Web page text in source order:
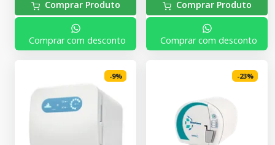
Comprar Produto
Comprar com desconto
Comprar Produto
Comprar com desconto
-9% -23%